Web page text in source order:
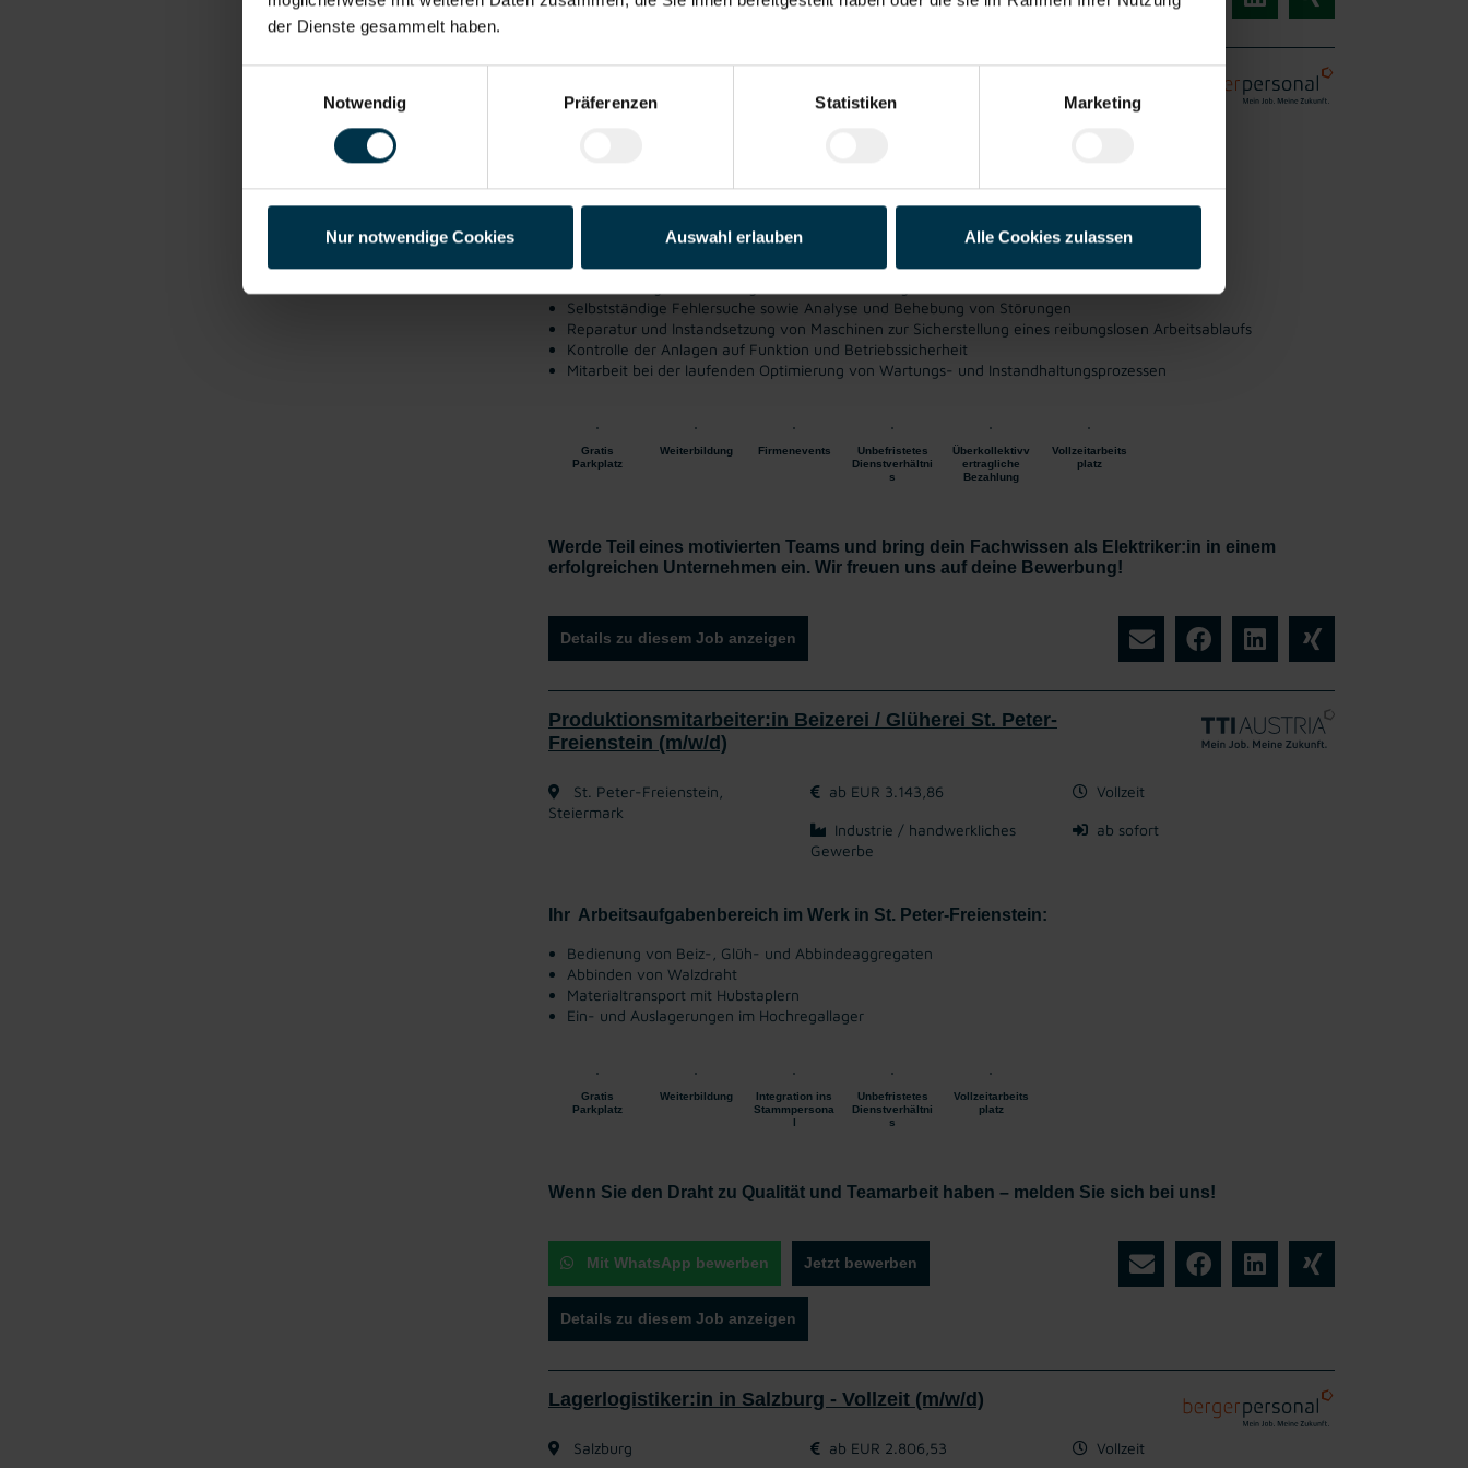
der Dienste gesammelt haben.
Notwendig
Präferenzen Statistiken Marketing
Nur notwendige Cookies Auswahl erlauben Alle Cookies zulassen
Gewerbe
Das macht dir als Elektriker:in Spaß:
Selbstständige Fehlersuche sowie Analyse und Behebung von Störungen
Reparatur und Instandsetzung von Maschinen zur Sicherstellung eines reibungslosen Arbeitsablaufs
Kontrolle der Anlagen auf Funktion und Betriebssicherheit
Mitarbeit bei der laufenden Optimierung von Wartungs- und Instandhaltungsprozessen
Gratis
Parkplatz
Weiterbildung Firmenevents
Unbefristetes
Dienstverhältni
s
Überkollektivv
ertragliche
Bezahlung
Vollzeitarbeits
platz
Werde Teil eines motivierten Teams und bring dein Fachwissen als Elektriker:in in einem
erfolgreichen Unternehmen ein. Wir freuen uns auf deine Bewerbung!
Details zu diesem Job anzeigen
Produktionsmitarbeiter:in Beizerei / Glüherei St. Peter-
Freienstein (m/w/d)
St. Peter-Freienstein,
Steiermark
ab EUR 3.143,86 Vollzeit
Industrie / handwerkliches
Gewerbe
ab sofort
Ihr Arbeitsaufgabenbereich im Werk in St. Peter-Freienstein:
Bedienung von Beiz-, Glüh- und Abbindeaggregaten
Abbinden von Walzdraht
Materialtransport mit Hubstaplern
Ein- und Auslagerungen im Hochregallager
Gratis
Parkplatz
Weiterbildung
Integration ins
Stammpersona
l
Unbefristetes
Dienstverhältni
s
Vollzeitarbeits
platz
Wenn Sie den Draht zu Qualität und Teamarbeit haben – melden Sie sich bei uns!
Mit WhatsApp bewerben Jetzt bewerben
Details zu diesem Job anzeigen
Lagerlogistiker:in in Salzburg - Vollzeit (m/w/d)
Salzburg ab EUR 2.806,53 Vollzeit